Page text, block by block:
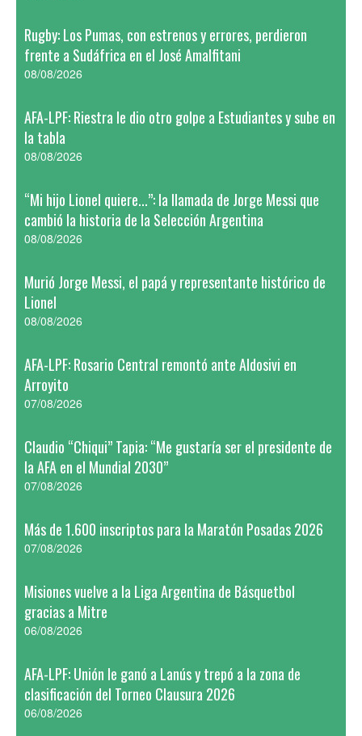
Rugby: Los Pumas, con estrenos y errores, perdieron
frente a Sudáfrica en el José Amalfitani
08/08/2026
AFA-LPF: Riestra le dio otro golpe a Estudiantes y sube en
la tabla
08/08/2026
“Mi hijo Lionel quiere...”: la llamada de Jorge Messi que
cambió la historia de la Selección Argentina
08/08/2026
Murió Jorge Messi, el papá y representante histórico de
Lionel
08/08/2026
AFA-LPF: Rosario Central remontó ante Aldosivi en
Arroyito
07/08/2026
Claudio “Chiqui” Tapia: “Me gustaría ser el presidente de
la AFA en el Mundial 2030”
07/08/2026
Más de 1.600 inscriptos para la Maratón Posadas 2026
07/08/2026
Misiones vuelve a la Liga Argentina de Básquetbol
gracias a Mitre
06/08/2026
AFA-LPF: Unión le ganó a Lanús y trepó a la zona de
clasificación del Torneo Clausura 2026
06/08/2026